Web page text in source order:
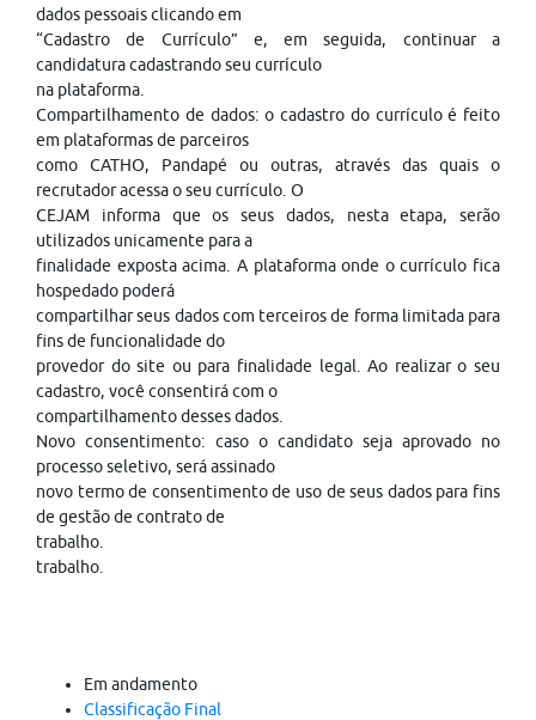
dados pessoais clicando em
“Cadastro de Currículo” e, em seguida, continuar a
candidatura cadastrando seu currículo
na plataforma.
Compartilhamento de dados: o cadastro do currículo é feito
em plataformas de parceiros
como CATHO, Pandapé ou outras, através das quais o
recrutador acessa o seu currículo. O
CEJAM informa que os seus dados, nesta etapa, serão
utilizados unicamente para a
finalidade exposta acima. A plataforma onde o currículo fica
hospedado poderá
compartilhar seus dados com terceiros de forma limitada para
fins de funcionalidade do
provedor do site ou para finalidade legal. Ao realizar o seu
cadastro, você consentirá com o
compartilhamento desses dados.
Novo consentimento: caso o candidato seja aprovado no
processo seletivo, será assinado
novo termo de consentimento de uso de seus dados para fins
de gestão de contrato de
trabalho.
trabalho.
Em andamento
Classificação Final